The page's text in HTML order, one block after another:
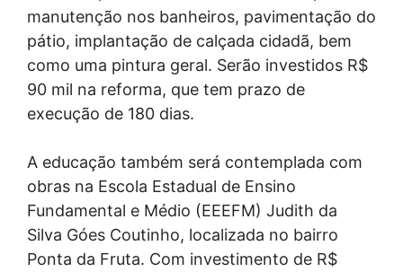
manutenção nos banheiros, pavimentação do
pátio, implantação de calçada cidadã, bem
como uma pintura geral. Serão investidos R$
90 mil na reforma, que tem prazo de
execução de 180 dias.
A educação também será contemplada com
obras na Escola Estadual de Ensino
Fundamental e Médio (EEEFM) Judith da
Silva Góes Coutinho, localizada no bairro
Ponta da Fruta. Com investimento de R$